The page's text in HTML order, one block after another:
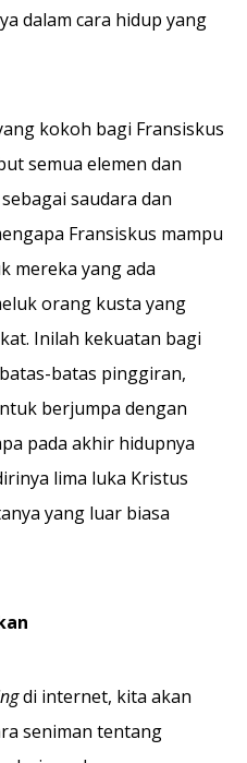
dalam cara hidup yang
kokoh bagi Fransiskus
semua elemen dan
saudara dan
Fransiskus mampu
mereka yang ada
orang kusta yang
Inilah kekuatan bagi
batas pinggiran,
berjumpa dengan
pada akhir hidupnya
lima luka Kristus
yang luar biasa
di internet, kita akan
seniman tentang